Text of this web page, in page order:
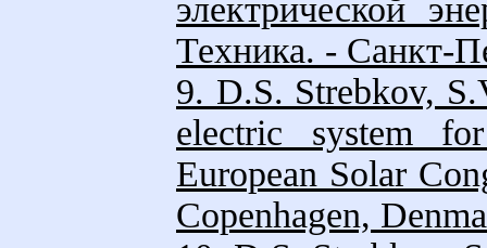
электрической
Техника. - Санкт-
9. D.S. Strebkov,
electric system
European Solar
Copenhagen,